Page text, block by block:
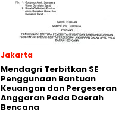
Jakarta
Mendagri Terbitkan SE
Penggunaan Bantuan
Keuangan dan Pergeseran
Anggaran Pada Daerah
Bencana